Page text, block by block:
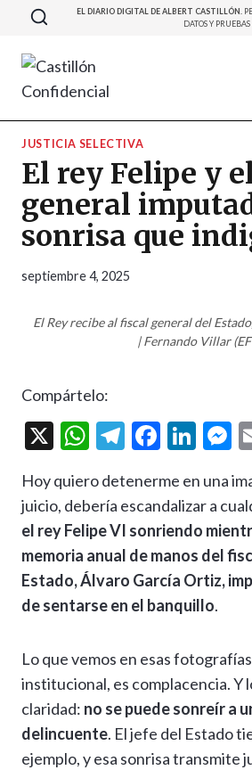
Saltar
contenido
EL DIARIO DIGITAL DE ALBERT CASTILLÓN.
DATOS Y PRUEBAS
JUSTICIA SELECTIVA
El rey Felipe y
general
sonrisa que
septiembre 4, 2025
El Rey recibe al fiscal general del
| Fernando Villar
Compártelo:
X
W
at
s
A
p
p
T
e
gr
a
m
F
e
b
o
o
k
Li
ke
dI
n
n
g
Hoy quiero detenerme en una
juicio, debería escandalizar a
el rey Felipe VI sonriendo
memoria anual de manos del
Estado, Álvaro García Ortiz,
de sentarse en el banquillo.
Lo que vemos en esas
institucional, es complacencia. Y
claridad: no se puede sonreír a
delincuente. El jefe del Estado
ejemplo, y esa sonrisa transmite